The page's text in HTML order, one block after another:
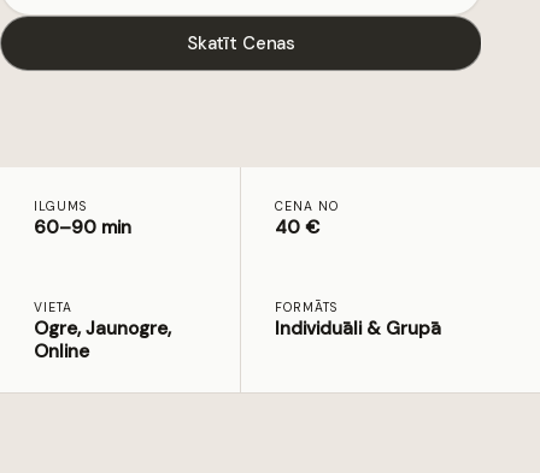
Skatīt Cenas
ILGUMS
60–90 min
CENA NO
40 €
VIETA
Ogre, Jaunogre,
Online
FORMĀTS
Individuāli & Grupā